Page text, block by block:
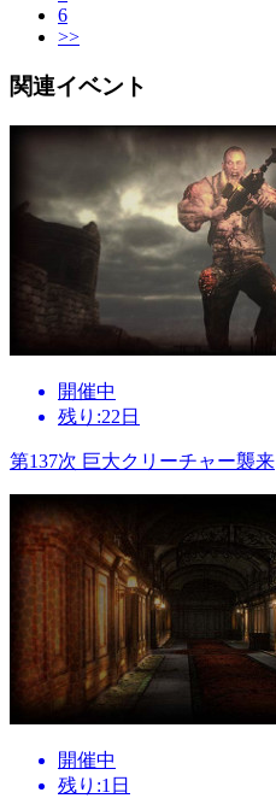
6
>>
関連イベント
開催中
残り:22日
第137次 巨大クリーチャー襲来
開催中
残り:1日